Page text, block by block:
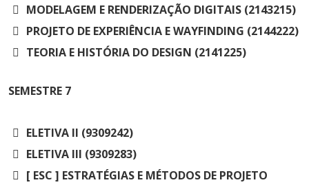
MODELAGEM E RENDERIZAÇÃO DIGITAIS (2143215)
PROJETO DE EXPERIÊNCIA E WAYFINDING (2144222)
TEORIA E HISTÓRIA DO DESIGN (2141225)
SEMESTRE 7
ELETIVA II (9309242)
ELETIVA III (9309283)
[ ESC ] ESTRATÉGIAS E MÉTODOS DE PROJETO